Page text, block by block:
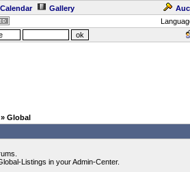
Calendar Gallery
Global
Listings in your Admin-Center.